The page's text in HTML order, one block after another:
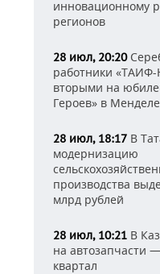
инновационному
регионов
28 июл, 20:20
работники «ТАИФ-
вторыми на
Героев» в
28 июл, 18:17 В
модернизацию
производства
млрд рублей
28 июл, 10:21 В
на автозапчасти
квартал